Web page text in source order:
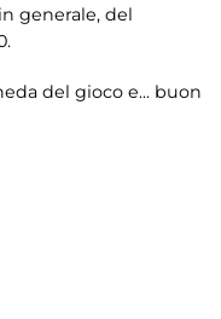
generale, del
del gioco e... buon